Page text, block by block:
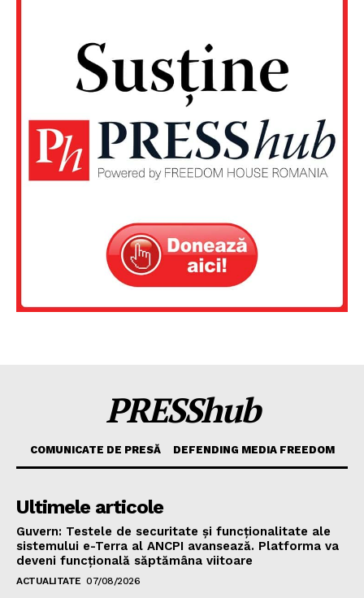
PRESShub
COMUNICATE DE PRESĂ DEFENDING MEDIA FREEDOM
Ultimele articole
Guvern: Testele de securitate și funcționalitate ale
sistemului e-Terra al ANCPI avansează. Platforma va
deveni funcțională săptămâna viitoare
ACTUALITATE 07/08/2026